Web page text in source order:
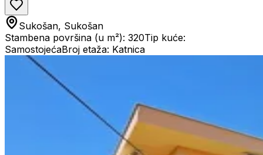
Sukošan, Sukošan
Stambena površina (u m²): 320Tip kuće:
SamostojećaBroj etaža: Katnica